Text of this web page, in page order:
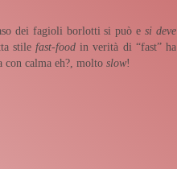
dei fagioli borlotti si può e si deve
stilefast-food in verità di “fast” ha
con calma eh?, molto slow!